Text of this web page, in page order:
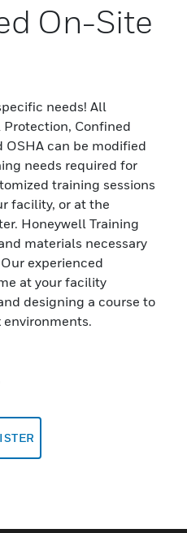
On-Site
needs! All
Confined
OSHA can be modified
needs required for
training sessions
facility, or at the
Honeywell Training
materials necessary
experienced
at your facility
designing a course to
environments.